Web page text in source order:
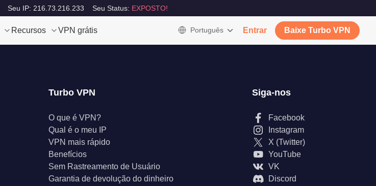
Seu IP: 216.73.216.233 Seu Status: EXPOSTO!
Recursos VPN grátis Português Entrar Baixe Turbo VPN
Turbo VPN
O que é VPN?
Qual é o meu IP
VPN mais rápido
Benefícios
Sem Rastreamento de Usuário
Garantia de devolução do dinheiro
Siga-nos
Facebook
Instagram
X (Twitter)
YouTube
VK
Discord